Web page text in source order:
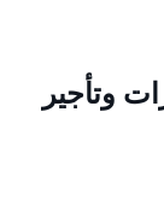
وتأجير